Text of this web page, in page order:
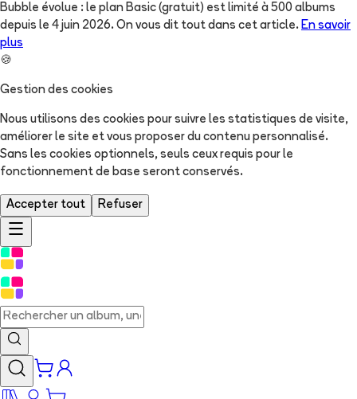
Bubble évolue : le plan Basic (gratuit) est limité à 500 albums
depuis le 4 juin 2026. On vous dit tout dans cet article. En savoir
plus
🍪
Gestion des cookies
Nous utilisons des cookies pour suivre les statistiques de visite,
améliorer le site et vous proposer du contenu personnalisé.
Sans les cookies optionnels, seuls ceux requis pour le
fonctionnement de base seront conservés.
Accepter tout Refuser